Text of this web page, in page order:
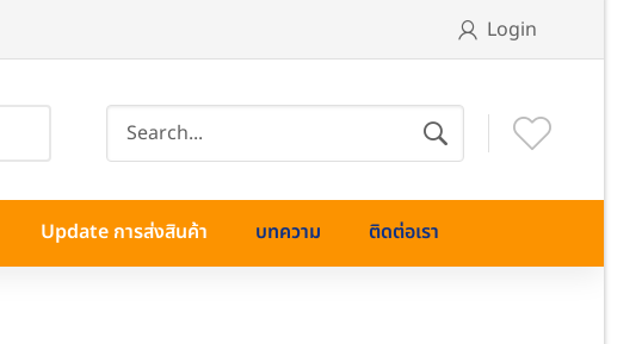
Login
Update การส่งสินค้า บทความ ติดต่อเรา